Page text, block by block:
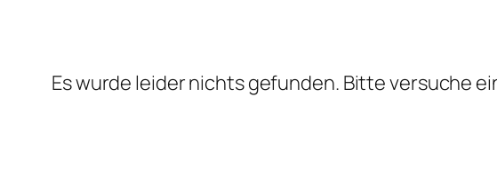
Es wurde leider nichts gefunden. Bitte versuche